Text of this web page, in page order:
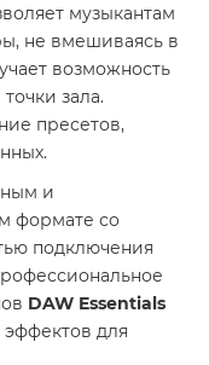
музыкантам
не вмешиваясь в
возможность
зала.
пресетов,
и
формате со
подключения
DAW Essentials
для